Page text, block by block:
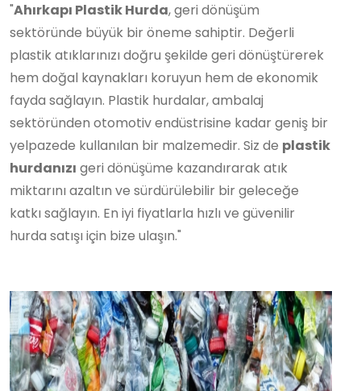
"Ahırkapı Plastik Hurda, geri dönüşüm
sektöründe büyük bir öneme sahiptir. Değerli
plastik atıklarınızı doğru şekilde geri dönüştürerek
hem doğal kaynakları koruyun hem de ekonomik
fayda sağlayın. Plastik hurdalar, ambalaj
sektöründen otomotiv endüstrisine kadar geniş bir
yelpazede kullanılan bir malzemedir. Siz de plastik
hurdanızı geri dönüşüme kazandırarak atık
miktarını azaltın ve sürdürülebilir bir geleceğe
katkı sağlayın. En iyi fiyatlarla hızlı ve güvenilir
hurda satışı için bize ulaşın."